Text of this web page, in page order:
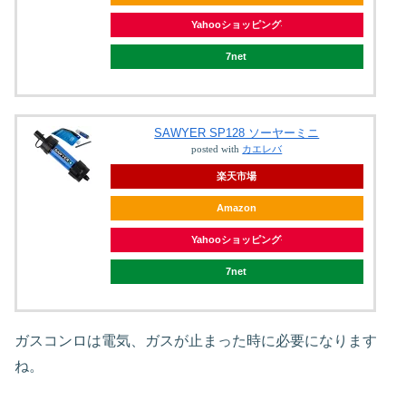
Yahooショッピング
7net
SAWYER SP128 ソーヤーミニ
posted with カエレバ
楽天市場
Amazon
Yahooショッピング
7net
ガスコンロは電気、ガスが止まった時に必要になります
ね。